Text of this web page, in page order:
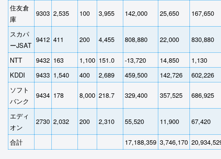
住友倉
庫
9303 2,535 100 3,955 142,000 25,650 167,650
スカパ
ーJSAT
9412 411 200 4,455 808,880 22,000 830,880
NTT 9432 163 1,100 151.0 -13,720 14,850
1,130
KDDI
9433 1,540 400 2,689 459,500 142,726
602,226
ソフト
バンク
9434 178 8,000 218.7 329,400 357,525 686,925
エディ
オン
2730 2,032 200 2,310 55,520 11,900 67,420
合計 17,188,359 3,746,170